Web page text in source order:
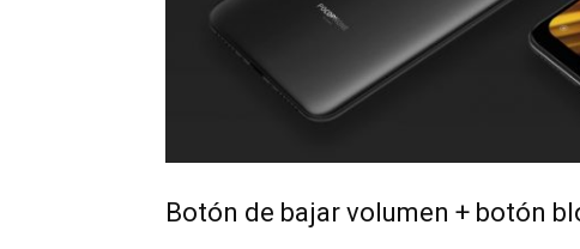
Botón de bajar volumen + botón